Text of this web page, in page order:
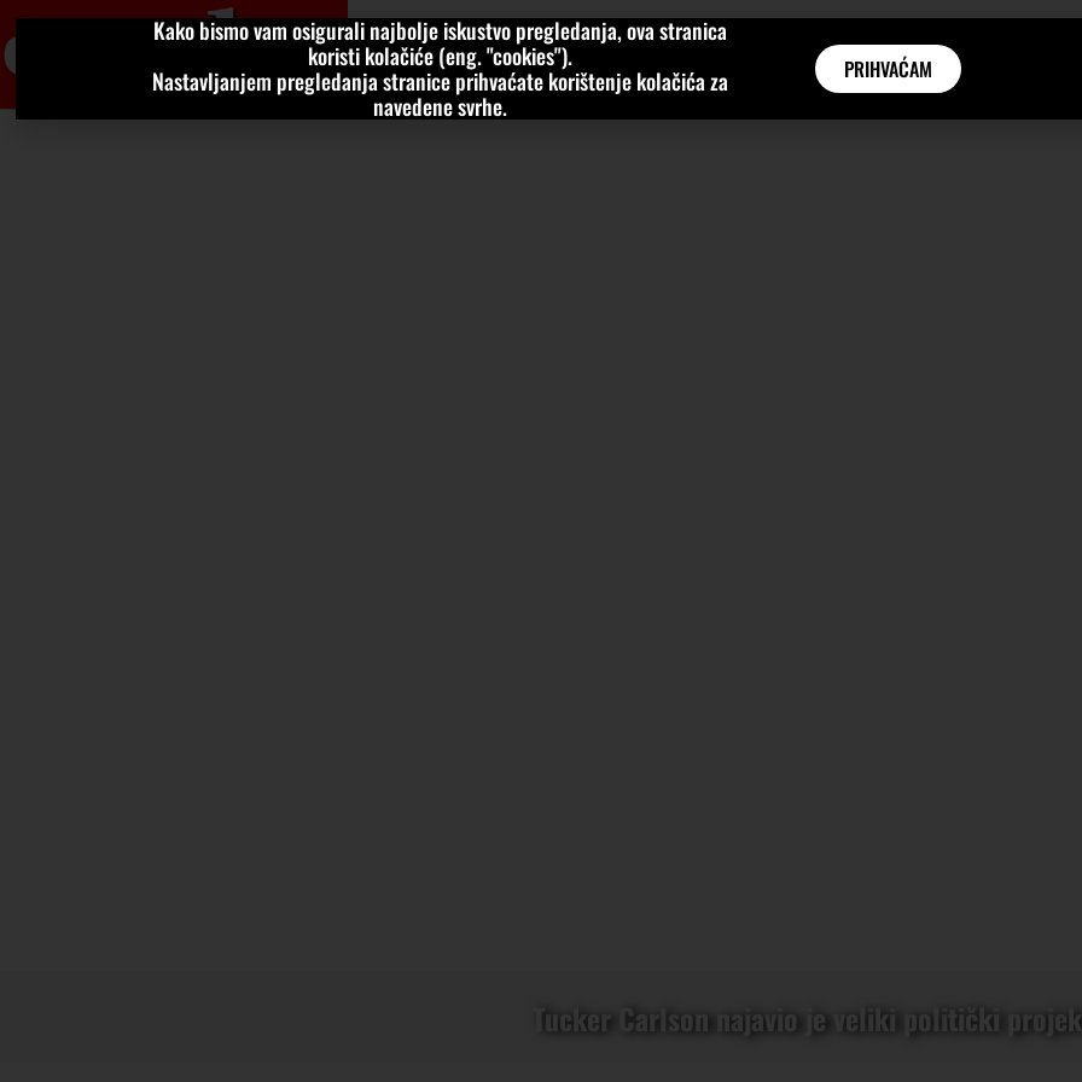
VIJESTI KOLUMNE KATEGORIJE INTERVJUI AKTUALNO
Tucker Carlson najavio je veliki politički
Kako bismo vam osigurali najbolje iskustvo pregledanja, ova stranica
koristi kolačiće (eng. "cookies").
Nastavljanjem pregledanja stranice prihvaćate korištenje kolačića za
navedene svrhe.
PRIHVAĆAM